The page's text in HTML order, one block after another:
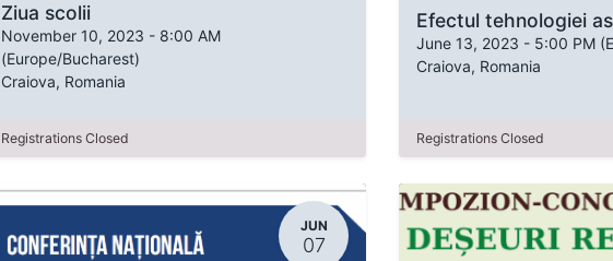
Ziua scolii
November 10, 2023 - 8:00 AM
(Europe/Bucharest)
Craiova, Romania
Registrations Closed
June 13, 2023 - 5:00 PM (
Craiova, Romania
Registrations Closed
JUN
07